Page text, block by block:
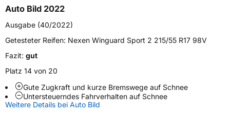
FahrzeugtypPKW
VerwendungWinterreifen
ModellnameWinguard Sport 2
Fahrzeugart
Weitere Eigenschaften
Schlauchtyp TL
Auto Bild 2022
Ausgabe (40/2022)
Getesteter Reifen: Nexen Winguard Sport 2 215/55 R17 98V
Fazit: gut
Platz 14 von 20
Gute Zugkraft und kurze Bremswege auf Schnee
Untersteuerndes Fahrverhalten auf Schnee
Weitere Details bei Auto Bild